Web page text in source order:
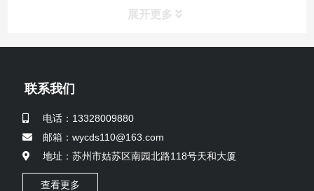
展开更多
联系我们
电话：13328009880
邮箱：wycds110@163.com
地址：苏州市姑苏区南园北路118号天和大厦
查看更多